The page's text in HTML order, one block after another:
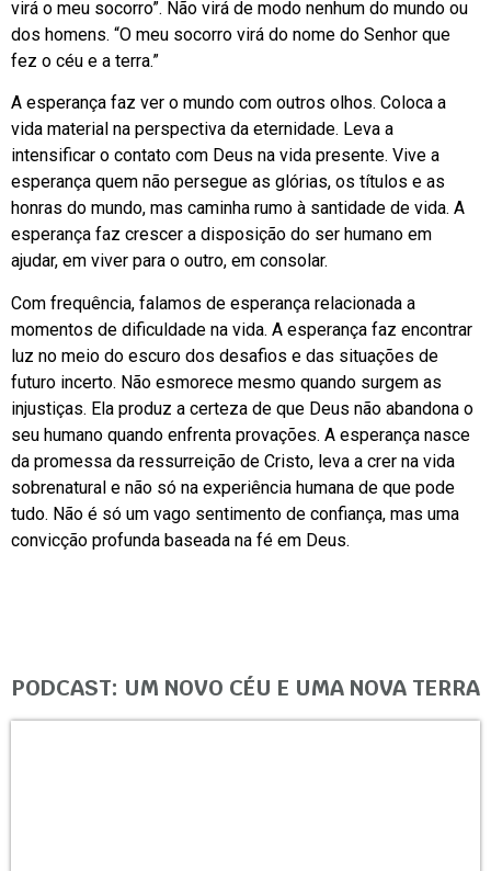
virá o meu socorro”. Não virá de modo nenhum do mundo ou
dos homens. “O meu socorro virá do nome do Senhor que
fez o céu e a terra.”
A esperança faz ver o mundo com outros olhos. Coloca a
vida material na perspectiva da eternidade. Leva a
intensificar o contato com Deus na vida presente. Vive a
esperança quem não persegue as glórias, os títulos e as
honras do mundo, mas caminha rumo à santidade de vida. A
esperança faz crescer a disposição do ser humano em
ajudar, em viver para o outro, em consolar.
Com frequência, falamos de esperança relacionada a
momentos de dificuldade na vida. A esperança faz encontrar
luz no meio do escuro dos desafios e das situações de
futuro incerto. Não esmorece mesmo quando surgem as
injustiças. Ela produz a certeza de que Deus não abandona o
seu humano quando enfrenta provações. A esperança nasce
da promessa da ressurreição de Cristo, leva a crer na vida
sobrenatural e não só na experiência humana de que pode
tudo. Não é só um vago sentimento de confiança, mas uma
convicção profunda baseada na fé em Deus.
PODCAST: UM NOVO CÉU E UMA NOVA TERRA